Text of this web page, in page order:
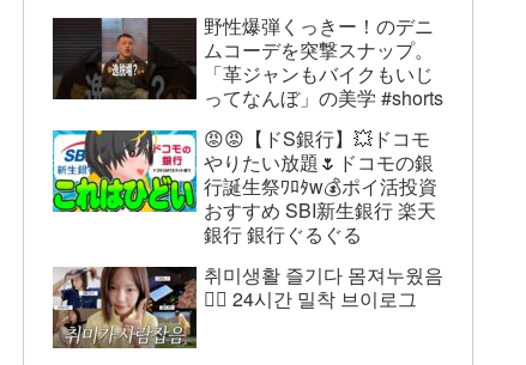
野性爆弾くっきー！のデニ
ムコーデを突撃スナップ。
「革ジャンもバイクもいじ
ってなんぼ」の美学 #shorts
😡😡【ドS銀行】💥ドコモ
やりたい放題🌷ドコモの銀
行誕生祭ﾜﾛﾀw💰ポイ活投資
おすすめ SBI新生銀行 楽天
銀行 銀行ぐるぐる
취미생활 즐기다 몸져누웠음
😵‍💫 24시간 밀착 브이로그